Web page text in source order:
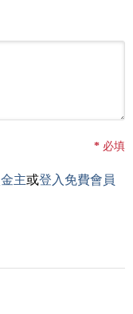
* 必填
主或登入免費會員